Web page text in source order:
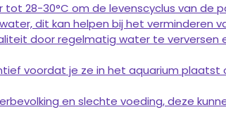
28-30°C om de levenscyclus van de
dit kan helpen bij het verminderen
door regelmatig water te verversen
voordat je ze in het aquarium plaatst
en slechte voeding, deze